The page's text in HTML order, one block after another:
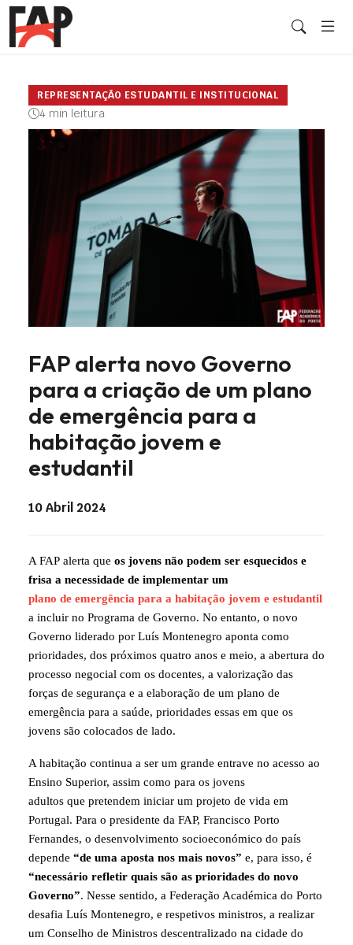
REPRESENTAÇÃO ESTUDANTIL E INSTITUCIONAL
4 min leitura
FAP alerta novo Governo
para a criação de um plano
de emergência para a
habitação jovem e
estudantil
10 Abril 2024
A FAP alerta que os jovens não podem ser esquecidos e
frisa a necessidade de implementar um
plano de emergência para a habitação jovem e estudantil
a incluir no Programa de Governo. No entanto, o novo
Governo liderado por Luís Montenegro aponta como
prioridades, dos próximos quatro anos e meio, a abertura do
processo negocial com os docentes, a valorização das
forças de segurança e a elaboração de um plano de
emergência para a saúde, prioridades essas em que os
jovens são colocados de lado.
A habitação continua a ser um grande entrave no acesso ao
Ensino Superior, assim como para os jovens
adultos que pretendem iniciar um projeto de vida em
Portugal. Para o presidente da FAP, Francisco Porto
Fernandes, o desenvolvimento socioeconómico do país
depende “de uma aposta nos mais novos” e, para isso, é
“necessário refletir quais são as prioridades do novo
Governo”. Nesse sentido, a Federação Académica do Porto
desafia Luís Montenegro, e respetivos ministros, a realizar
um Conselho de Ministros descentralizado na cidade do